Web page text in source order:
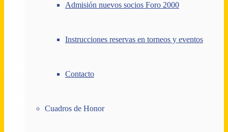
Admisión nuevos socios Foro 2000
Instrucciones reservas en torneos y eventos
Contacto
Cuadros de Honor